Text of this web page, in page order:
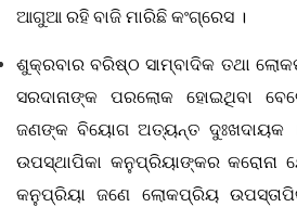
ଆଗୁଆ ରହି ବାଜି ମାରିଛି କଂଗ୍ରେସ ।
ଶୁକ୍ରବାର ବରିଷ୍ଠ ସାମ୍ବାଦିକ ତଥା
ସରଦାନାଙ୍କ ପରଲୋକ ହୋଇଥିବା
ଜଣଙ୍କ ବିୟୋଗ ଅତ୍ୟନ୍ତ ଦୁଃଖଦାୟକ
ଉପସ୍ଥାପିକା କନୁପ୍ରିୟାଙ୍କର
କନୁପ୍ରିୟା ଜଣେ ଲୋକପ୍ରିୟ